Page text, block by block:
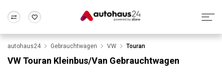
Wir bewerten dein Auto
Alle Fragen & Antworten
Rund um die Inzahlungnahme
autohaus24 Gebrauchtwagen VW Touran
VW Touran Kleinbus/Van Gebrauchtwagen